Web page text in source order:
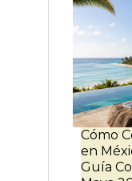
Cómo
en
Guía